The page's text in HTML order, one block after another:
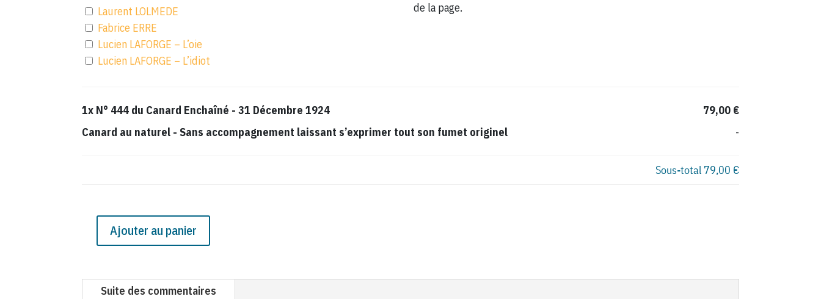
Laurent LOLMEDE
Fabrice ERRE
Lucien LAFORGE – L’oie
Lucien LAFORGE – L’idiot
de la page.
1x N° 444 du Canard Enchaîné - 31 Décembre 1924
79,00 €
Canard au naturel -Sans accompagnement laissant s’exprimer tout son fumet originel -
Sous-total 79,00 €
quantitéAjouter au panier
Suite des commentaires